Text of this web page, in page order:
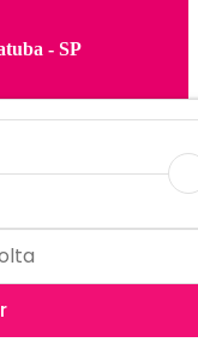
- SP